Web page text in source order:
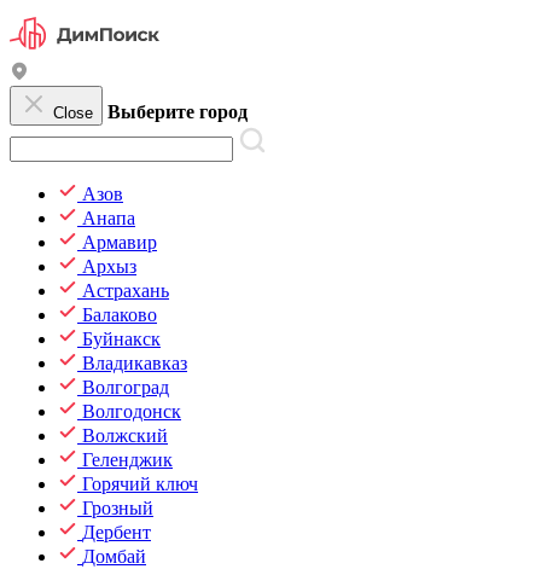
Close Выберите город
Азов
Анапа
Армавир
Архыз
Астрахань
Балаково
Буйнакск
Владикавказ
Волгоград
Волгодонск
Волжский
Геленджик
Горячий ключ
Грозный
Дербент
Домбай